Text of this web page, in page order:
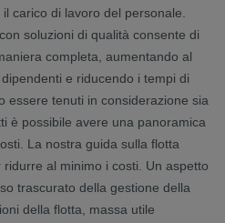
carico di lavoro del personale.
soluzioni di qualità consente di
completa, aumentando al
e riducendo i tempi di
essere tenuti in considerazione sia
è possibile avere una panoramica
La nostra guida sulla flotta
al minimo i costi. Un aspetto
trascurato della gestione della
della flotta, massa utile